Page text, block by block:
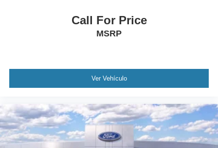
Call For Price
MSRP
Ver Vehículo